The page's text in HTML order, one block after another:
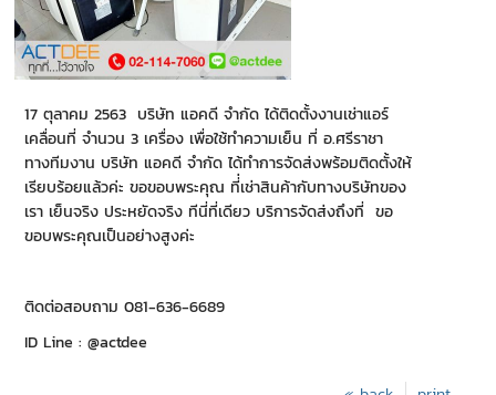
17 ตุลาคม 2563 บริษัท แอคดี จำกัด ได้ติดตั้งงานเช่าแอร์
เคลื่อนที่ จำนวน 3 เครื่อง เพื่อใช้ทำความเย็น ที่ อ.ศรีราชา
ทางทีมงาน บริษัท แอคดี จำกัด ได้ทำการจัดส่งพร้อมติดตั้งให้
เรียบร้อยแล้วค่ะ ขอขอบพระคุณ ที่่เช่าสินค้ากับทางบริษัทของ
เรา เย็นจริง ประหยัดจริง ทีนี่ที่เดียว บริการจัดส่งถึงที่ ขอ
ขอบพระคุณเป็นอย่างสูงค่ะ
ติดต่อสอบถาม 081-636-6689
ID Line : @actdee